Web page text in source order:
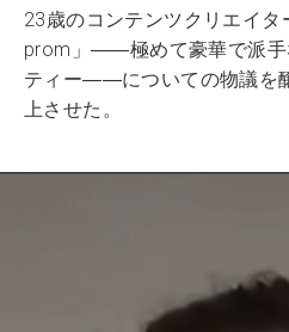
23歳のコンテンツクリエイ
prom」――極めて豪華で派手
ティー――についての物議を
上させた。